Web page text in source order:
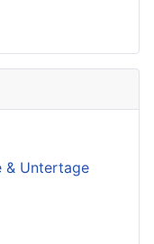
& Untertage